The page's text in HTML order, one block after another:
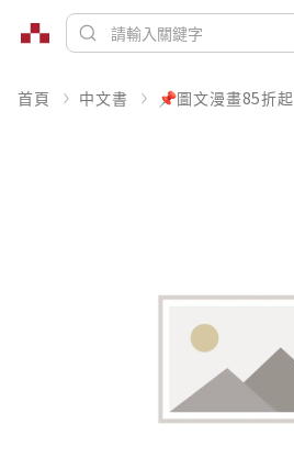
首頁 中文書 📌圖文漫畫85折起